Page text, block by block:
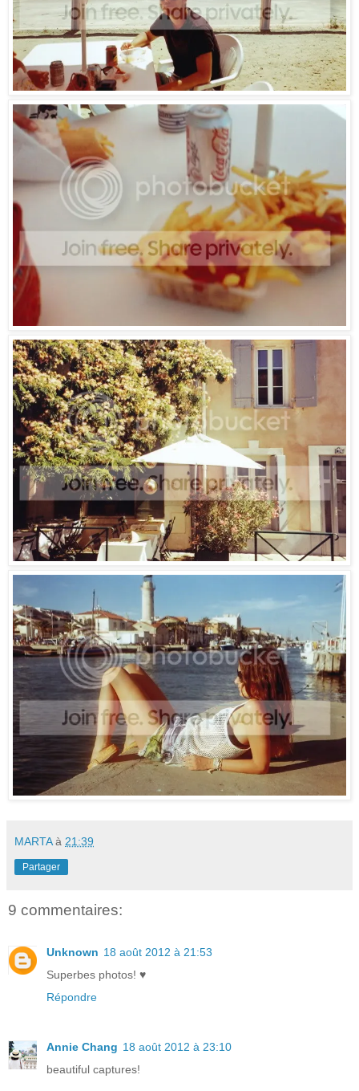
MARTA à 21:39
Partager
9 commentaires:
Unknown 18 août 2012 à 21:53
Superbes photos! ♥
Répondre
Annie Chang 18 août 2012 à 23:10
beautiful captures!